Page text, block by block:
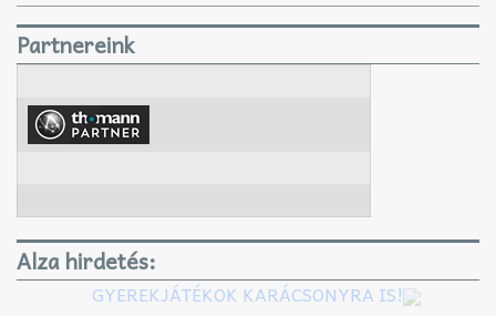
Partnereink
Alza hirdetés:
GYEREKJÁTÉKOK KARÁCSONYRA IS!